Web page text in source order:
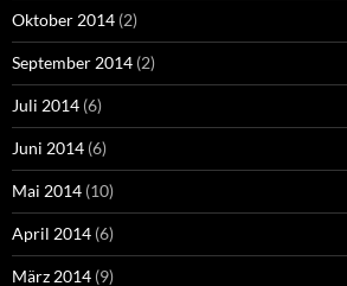
Oktober 2014 (2)
September 2014 (2)
Juli 2014 (6)
Juni 2014 (6)
Mai 2014 (10)
April 2014 (6)
März 2014 (9)